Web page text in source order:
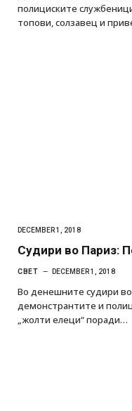
полициските
топови, солзавец и
DECEMBER 1, 2018
Судири во Париз:
СВЕТ DECEMBER 1, 2018
Во денешните судири
демонстрантите и
„жолти елеци“ поради…